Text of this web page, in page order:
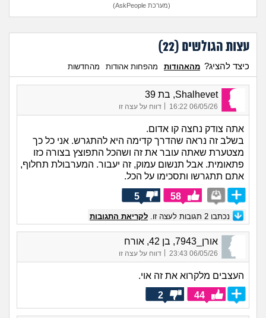
(מערכת AskPeople)
עצות הגולשים (22
)
כיצד להציג? מהאהודות מהפחות אהודות מהחדשות
Shalhevet, בת 39
06/05/26 16:22 דווח על עצה זו
אתה צודק נחצה קו אדום.
בשלב זה נראה שהדרך קדימה היא להתגרש. אני כל כך
מצטערת שאתה עובר את זה ושהכל התפוצץ בצורה כזו
פתאומית. אבל תנשום עמוק, זה יעבור. המערבולת תחלוף,
אתם תתגרשו ותסכימו על הכל.
58
5
נכתבו 2 תגובות לעצה זו. לקריאת התגובות
אורן_7943, בן 42, אורח
06/05/26 23:43
| דווח על עצה זו
העצבים מלקרוא את זה אוי.
44
2